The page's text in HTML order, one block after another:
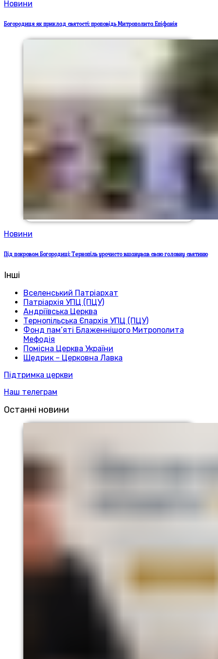
Новини
Богородиця як приклад святості: проповідь Митрополита Епіфанія
Новини
Під покровом Богородиці: Тернопіль урочисто вшанував свою головну святиню
Інші
Вселенський Патріархат
Патріархія УПЦ (ПЦУ)
Андріївська Церква
Тернопільська Єпархія УПЦ (ПЦУ)
Фонд пам’яті Блаженнішого Митрополита
Мефодія
Помісна Церква України
Щедрик – Церковна Лавка
Підтримка церкви
Наш телеграм
Останні новини